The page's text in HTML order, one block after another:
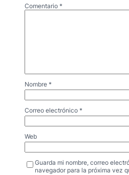
Comentario *
Nombre *
Correo electrónico *
Web
Guarda mi nombre, correo
navegador para la próxima vez